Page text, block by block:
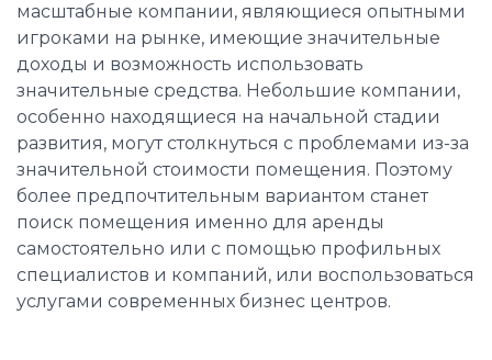
масштабные компании, являющиеся опытными
игроками на рынке, имеющие значительные
доходы и возможность использовать
значительные средства. Небольшие компании,
особенно находящиеся на начальной стадии
развития, могут столкнуться с проблемами из-за
значительной стоимости помещения. Поэтому
более предпочтительным вариантом станет
поиск помещения именно для аренды
самостоятельно или с помощью профильных
специалистов и компаний, или воспользоваться
услугами современных бизнес центров.